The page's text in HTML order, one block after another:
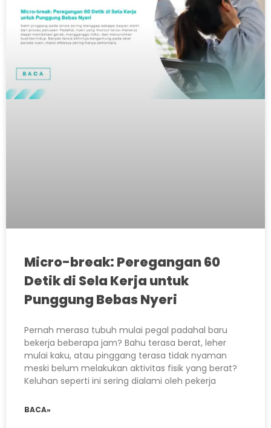
Micro-break: Peregangan 60
Detik di Sela Kerja untuk
Punggung Bebas Nyeri
Pernah merasa tubuh mulai pegal padahal baru
bekerja beberapa jam? Bahu terasa berat, leher
mulai kaku, atau pinggang terasa tidak nyaman
meski belum melakukan aktivitas fisik yang berat?
Keluhan seperti ini sering dialami oleh pekerja
BACA»